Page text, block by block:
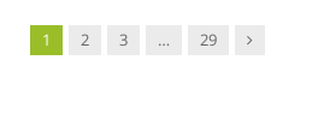
1 2 3 … 29 Nachfolger